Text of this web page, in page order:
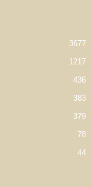
3677
1217
436
383
379
78
44